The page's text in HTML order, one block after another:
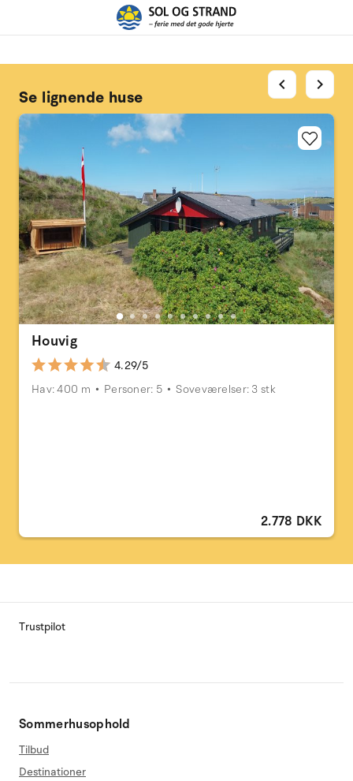
Se lignende huse
Houvig
4.29/5
Hav: 400 m
Personer: 5 Soveværelser: 3 stk
2.778 DKK
chevron_left chevron_right
Trustpilot
Sommerhusophold
Tilbud
Destinationer